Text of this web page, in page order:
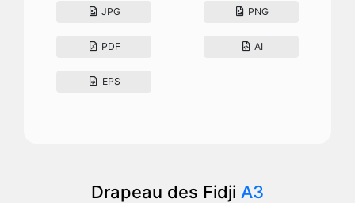
JPG PNG
PDF AI
EPS
Drapeau des Fidji A3